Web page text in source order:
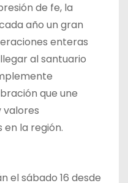
de fe, la
año un gran
enteras
al santuario
que une
valores
la región.
el sábado 16 desde